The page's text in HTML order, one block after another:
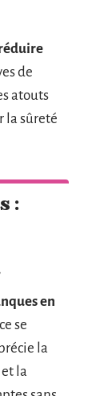
de
atouts
la sûreté
:
en
se
la
la